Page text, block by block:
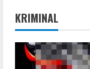
1
KRIMINAL